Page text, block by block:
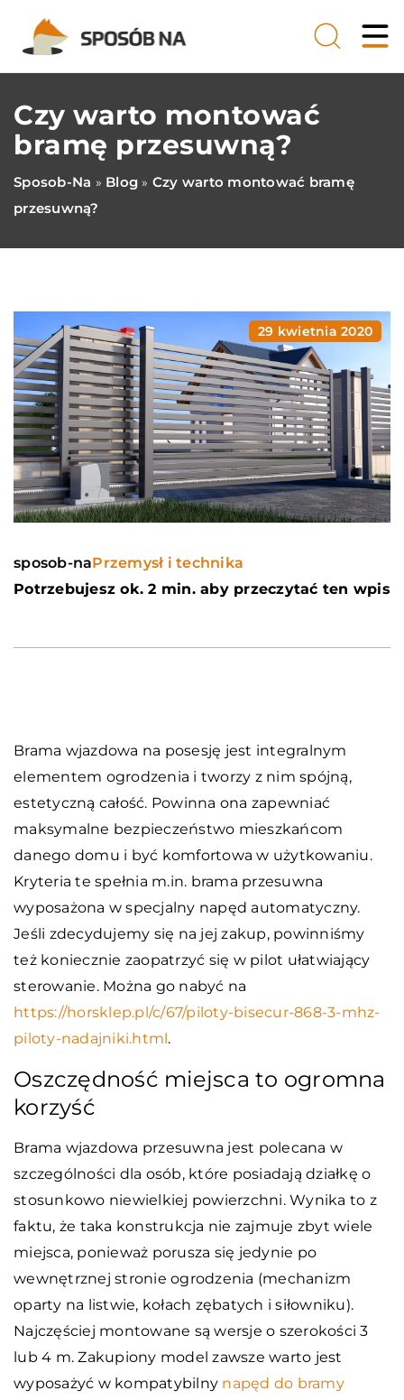
Czy warto montować
bramę przesuwną?
Sposob-Na » Blog » Czy warto montować bramę
przesuwną?
29 kwietnia 2020
sposob-naPrzemysł i technika
Potrzebujesz ok. 2 min. aby przeczytać ten wpis
Brama wjazdowa na posesję jest integralnym
elementem ogrodzenia i tworzy z nim spójną,
estetyczną całość. Powinna ona zapewniać
maksymalne bezpieczeństwo mieszkańcom
danego domu i być komfortowa w użytkowaniu.
Kryteria te spełnia m.in. brama przesuwna
wyposażona w specjalny napęd automatyczny.
Jeśli zdecydujemy się na jej zakup, powinniśmy
też koniecznie zaopatrzyć się w pilot ułatwiający
sterowanie. Można go nabyć na
https://horsklep.pl/c/67/piloty-bisecur-868-3-mhz-
piloty-nadajniki.html .
Oszczędność miejsca to ogromna
korzyść
Brama wjazdowa przesuwna jest polecana w
szczególności dla osób, które posiadają działkę o
stosunkowo niewielkiej powierzchni. Wynika to z
faktu, że taka konstrukcja nie zajmuje zbyt wiele
miejsca, ponieważ porusza się jedynie po
wewnętrznej stronie ogrodzenia (mechanizm
oparty na listwie, kołach zębatych i siłowniku).
Najczęściej montowane są wersje o szerokości 3
lub 4 m. Zakupiony model zawsze warto jest
wyposażyć w kompatybilny napęd do bramy